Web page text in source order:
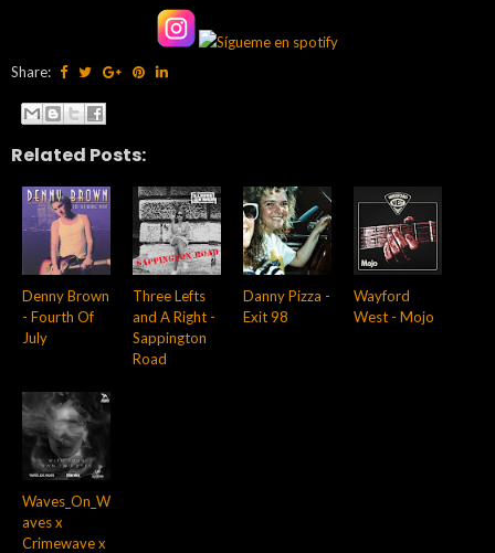
Share:
Related Posts:
Denny Brown
- Fourth Of
July
Three Lefts
and A Right -
Sappington
Road
Danny Pizza -
Exit 98
Wayford
West - Mojo
Waves_On_W
aves x
Crimewave x